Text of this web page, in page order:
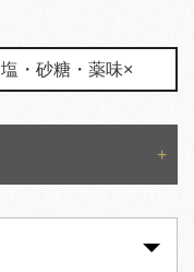
塩・砂糖・薬味×